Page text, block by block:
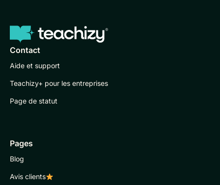
Contact
Aide et support
Teachizy+ pour les entreprises
Page de statut
Pages
Blog
Avis clients